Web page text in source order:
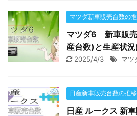
マツダ新車販売台数の
マツダ6 新車販
産台数)と生産状
2025/4/3 マツ
日産新車販売台数の推移
日産 ルークス 新